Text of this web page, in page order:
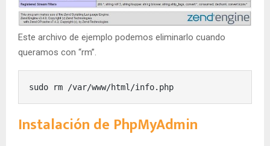
Este archivo de ejemplo podemos eliminarlo cuando
queramos con “rm”.
sudo rm /var/www/html/info.php
Instalación de PhpMyAdmin